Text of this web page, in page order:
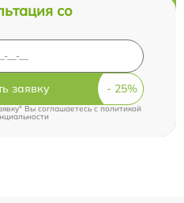
со
заявку
Вы соглашаетесь cполитикой